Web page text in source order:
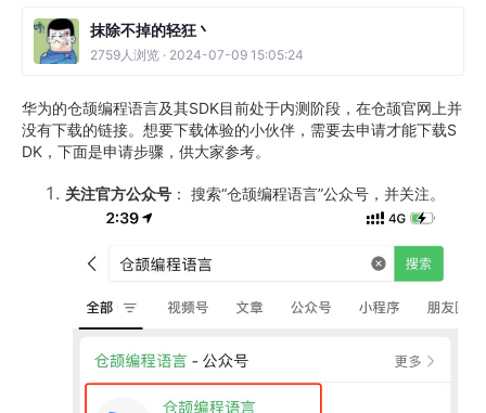
抹除不掉的轻狂丶
2759人浏览 · 2024-07-09 15:05:24
华为的仓颉编程语言及其SDK目前处于内测阶段，在仓颉官网上并
没有下载的链接。想要下载体验的小伙伴，需要去申请才能下载S
DK，下面是申请步骤，供大家参考。
关注官方公众号 ： 搜索“仓颉编程语言”公众号，并关注。